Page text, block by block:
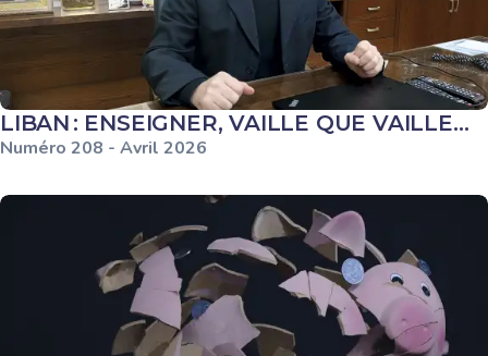
LIBAN : ENSEIGNER, VAILLE QUE VAILLE…
Numéro 208 - Avril 2026